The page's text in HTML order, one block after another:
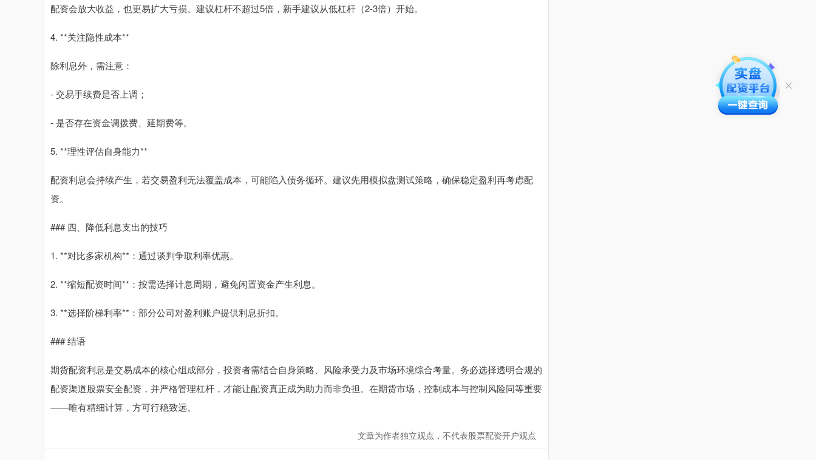
配资会放大收益，也更易扩大亏损。建议杠杆不超过5倍，新手建议从低杠杆（2-3倍）开始。
4. **关注隐性成本**
除利息外，需注意：
- 交易手续费是否上调；
- 是否存在资金调拨费、延期费等。
5. **理性评估自身能力**
配资利息会持续产生，若交易盈利无法覆盖成本，可能陷入债务循环。建议先用模拟盘测试策略，确保稳定盈利再考虑配
资。
### 四、降低利息支出的技巧
1. **对比多家机构**：通过谈判争取利率优惠。
2. **缩短配资时间**：按需选择计息周期，避免闲置资金产生利息。
3. **选择阶梯利率**：部分公司对盈利账户提供利息折扣。
### 结语
期货配资利息是交易成本的核心组成部分，投资者需结合自身策略、风险承受力及市场环境综合考量。务必选择透明合规的
配资渠道股票安全配资，并严格管理杠杆，才能让配资真正成为助力而非负担。在期货市场，控制成本与控制风险同等重要
——唯有精细计算，方可行稳致远。
文章为作者独立观点，不代表股票配资开户观点